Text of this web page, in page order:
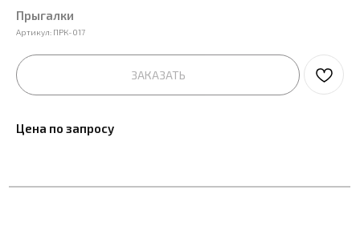
Прыгалки
Артикул: ПРК-017
ЗАКАЗАТЬ
Цена по запросу